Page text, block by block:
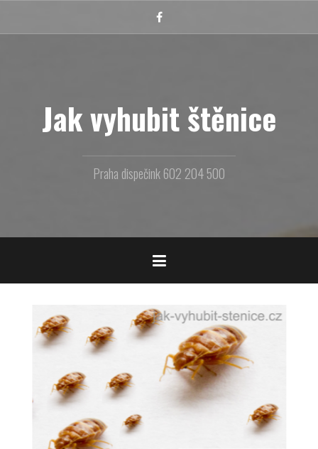
obsahu
Facebook
Jak vyhubit štěnice
Praha dispečink 602 204 500